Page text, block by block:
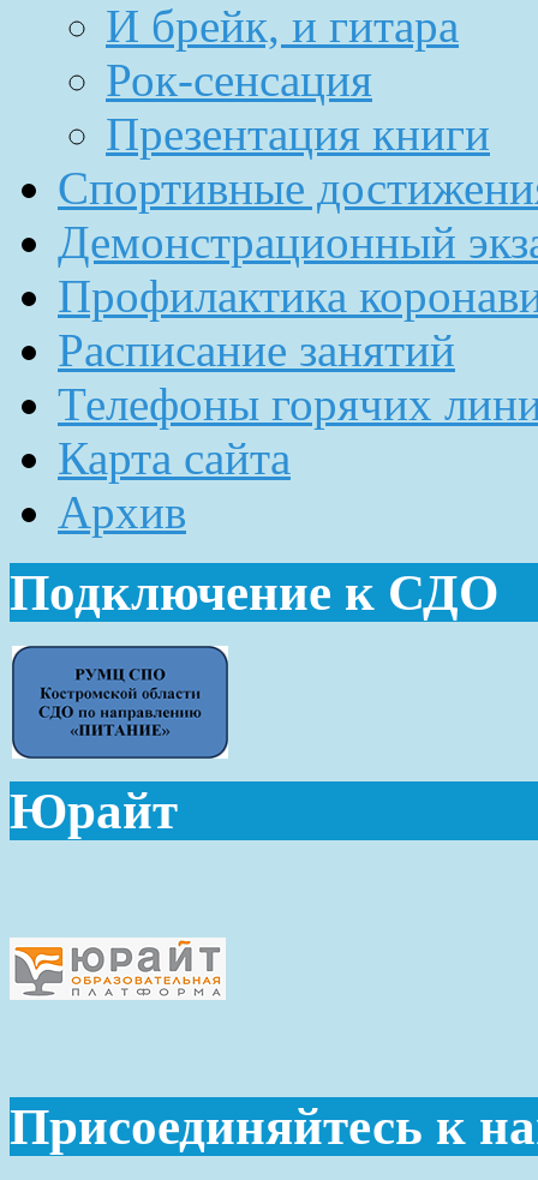
И брейк, и гитара
Рок-сенсация
Презентация книги
Спортивные
Демонстрационный
Профилактика
Расписание занятий
Телефоны горячих
Карта сайта
Архив
Подключение к СДО
Юрайт
Присоединяйтесь к